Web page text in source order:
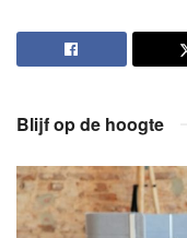
Blijf op de hoogte